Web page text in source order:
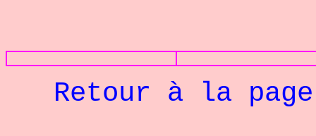
Retour à la